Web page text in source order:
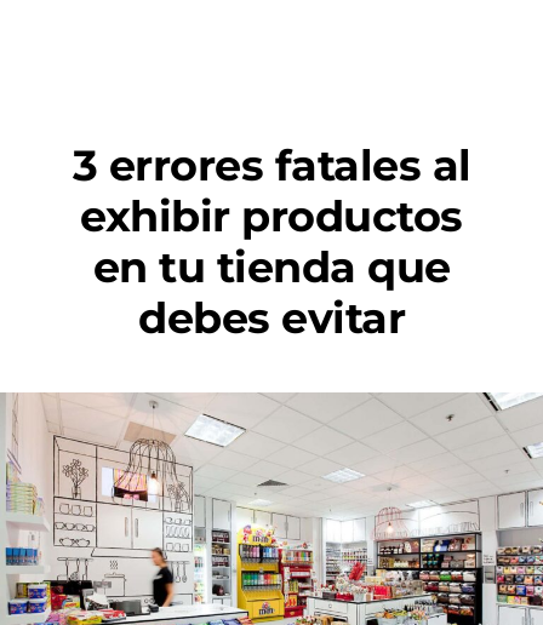
3 errores fatales al
exhibir productos
en tu tienda que
debes evitar